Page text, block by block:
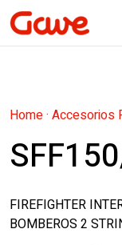
Home· Accesorios
FIREFIGHTER
BOMBEROS 2